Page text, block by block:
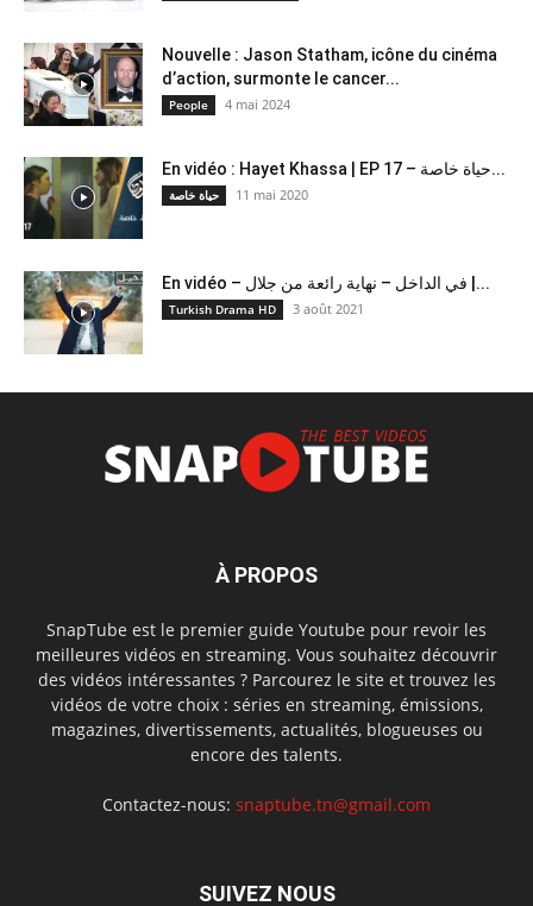
Nouvelle : Jason Statham, icône du cinéma
d’action, surmonte le cancer...
People 4 mai 2024
En vidéo : Hayet Khassa | EP 17 – حياة خاصة...
حياة خاصة 11 mai 2020
En vidéo – في الداخل – نهاية رائعة من جلال |...
Turkish Drama HD 3 août 2021
À PROPOS
SnapTube est le premier guide Youtube pour revoir les
meilleures vidéos en streaming. Vous souhaitez découvrir
des vidéos intéressantes ? Parcourez le site et trouvez les
vidéos de votre choix : séries en streaming, émissions,
magazines, divertissements, actualités, blogueuses ou
encore des talents.
Contactez-nous: snaptube.tn@gmail.com
SUIVEZ NOUS